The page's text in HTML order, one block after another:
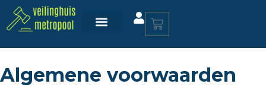
Algemene voorwaarden